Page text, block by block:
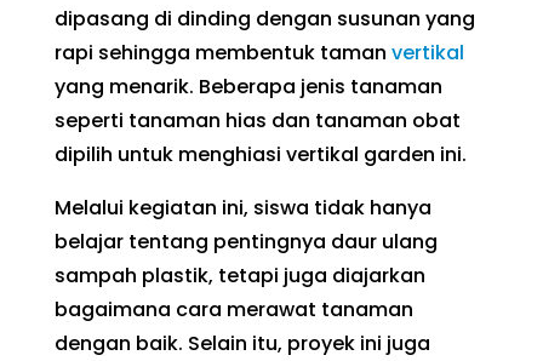
dipasang di dinding dengan susunan yang
rapi sehingga membentuk taman vertikal
yang menarik. Beberapa jenis tanaman
seperti tanaman hias dan tanaman obat
dipilih untuk menghiasi vertikal garden ini.
Melalui kegiatan ini, siswa tidak hanya
belajar tentang pentingnya daur ulang
sampah plastik, tetapi juga diajarkan
bagaimana cara merawat tanaman
dengan baik. Selain itu, proyek ini juga